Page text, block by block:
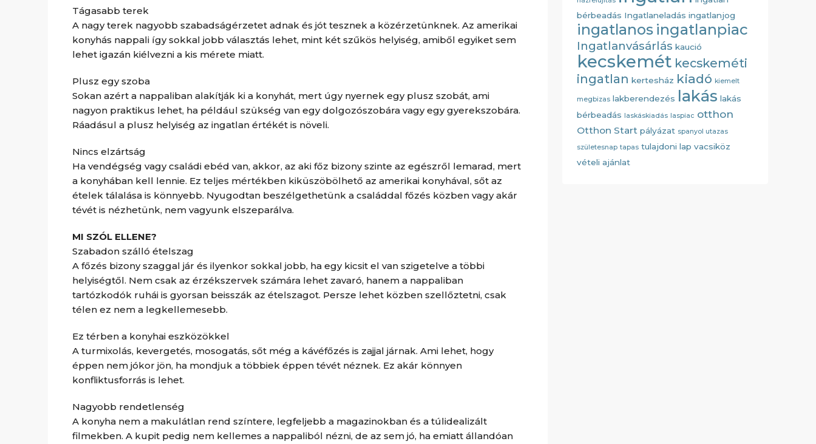
Tágasabb terek
A nagy terek nagyobb szabadságérzetet adnak és jót tesznek a közérzetünknek. Az amerikai
konyhás nappali így sokkal jobb választás lehet, mint két szűkös helyiség, amiből egyiket sem
lehet igazán kiélvezni a kis mérete miatt.
Plusz egy szoba
Sokan azért a nappaliban alakítják ki a konyhát, mert úgy nyernek egy plusz szobát, ami
nagyon praktikus lehet, ha például szükség van egy dolgozószobára vagy egy gyerekszobára.
Ráadásul a plusz helyiség az ingatlan értékét is növeli.
Nincs elzártság
Ha vendégség vagy családi ebéd van, akkor, az aki főz bizony szinte az egészről lemarad, mert
a konyhában kell lennie. Ez teljes mértékben kiküszöbölhető az amerikai konyhával, sőt az
ételek tálalása is könnyebb. Nyugodtan beszélgethetünk a családdal főzés közben vagy akár
tévét is nézhetünk, nem vagyunk elszeparálva.
MI SZÓL ELLENE?
Szabadon szálló ételszag
A főzés bizony szaggal jár és ilyenkor sokkal jobb, ha egy kicsit el van szigetelve a többi
helyiségtől. Nem csak az érzékszervek számára lehet zavaró, hanem a nappaliban
tartózkodók ruhái is gyorsan beisszák az ételszagot. Persze lehet közben szellőztetni, csak
télen ez nem a legkellemesebb.
Ez térben a konyhai eszközökkel
A turmixolás, kevergetés, mosogatás, sőt még a kávéfőzés is zajjal járnak. Ami lehet, hogy
éppen nem jókor jön, ha mondjuk a többiek éppen tévét néznek. Ez akár könnyen
konfliktusforrás is lehet.
Nagyobb rendetlenség
A konyha nem a makulátlan rend színtere, legfeljebb a magazinokban és a túlidealizált
filmekben. A kupit pedig nem kellemes a nappaliból nézni, de az sem jó, ha emiatt állandóan
bérbeadás Ingatlaneladás ingatlanjog
ingatlanos ingatlanpiac
Ingatlanvásárlás kaució
kecskemét kecskeméti
ingatlan kertesház kiadó kiemelt
megbizas lakberendezés lakás lakás
bérbeadás laskáskiadás laspiac otthon
Otthon Start pályázat spanyol utazas
születesnap tapas tulajdoni lap vacsiköz
vételi ajánlat